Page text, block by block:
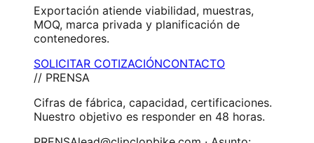
Exportación atiende viabilidad, muestras,
MOQ, marca privada y planificación de
contenedores.
SOLICITAR COTIZACIÓNCONTACTO
// PRENSA
Cifras de fábrica, capacidad, certificaciones.
Nuestro objetivo es responder en 48 horas.